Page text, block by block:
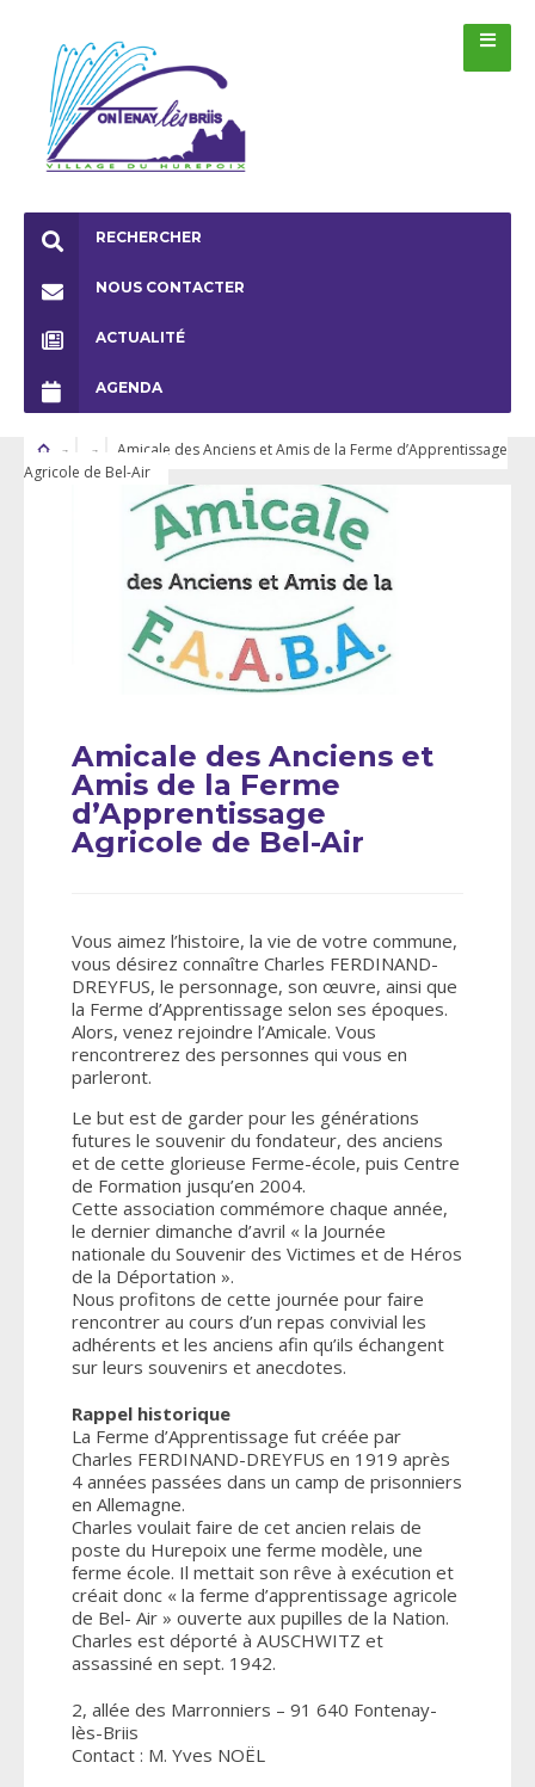
RECHERCHER
NOUS CONTACTER
ACTUALITÉ
AGENDA
Amicale des Anciens et Amis de la Ferme d’Apprentissage
Agricole de Bel-Air
Amicale des Anciens et
Amis de la Ferme
d’Apprentissage
Agricole de Bel-Air
Vous aimez l’histoire, la vie de votre commune,
vous désirez connaître Charles FERDINAND-
DREYFUS, le personnage, son œuvre, ainsi que
la Ferme d’Apprentissage selon ses époques.
Alors, venez rejoindre l’Amicale. Vous
rencontrerez des personnes qui vous en
parleront.
Le but est de garder pour les générations
futures le souvenir du fondateur, des anciens
et de cette glorieuse Ferme-école, puis Centre
de Formation jusqu’en 2004.
Cette association commémore chaque année,
le dernier dimanche d’avril « la Journée
nationale du Souvenir des Victimes et de Héros
de la Déportation ».
Nous profitons de cette journée pour faire
rencontrer au cours d’un repas convivial les
adhérents et les anciens afin qu’ils échangent
sur leurs souvenirs et anecdotes.
Rappel historique
La Ferme d’Apprentissage fut créée par
Charles FERDINAND-DREYFUS en 1919 après
4 années passées dans un camp de prisonniers
en Allemagne.
Charles voulait faire de cet ancien relais de
poste du Hurepoix une ferme modèle, une
ferme école. Il mettait son rêve à exécution et
créait donc « la ferme d’apprentissage agricole
de Bel- Air » ouverte aux pupilles de la Nation.
Charles est déporté à AUSCHWITZ et
assassiné en sept. 1942.
2, allée des Marronniers – 91 640 Fontenay-
lès-Briis
Contact : M. Yves NOËL